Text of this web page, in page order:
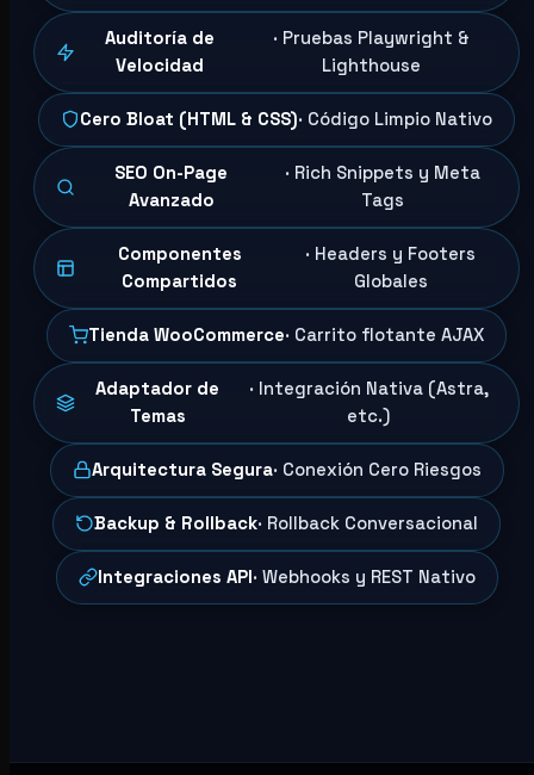
Auditoría de
Velocidad
· Pruebas Playwright &
Lighthouse
Cero Bloat (HTML & CSS)· Código Limpio Nativo
SEO On-Page
Avanzado
· Rich Snippets y Meta
Tags
Componentes
Compartidos
· Headers y Footers
Globales
Tienda WooCommerce· Carrito flotante AJAX
Adaptador de
Temas
· Integración Nativa (Astra,
etc.)
Arquitectura Segura· Conexión Cero Riesgos
Backup & Rollback· Rollback Conversacional
Integraciones API· Webhooks y REST Nativo